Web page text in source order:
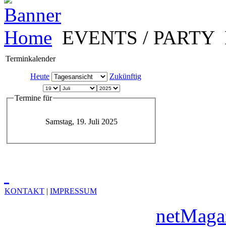
Home EVENTS / PARTY
Terminkalender
Heute Zukünftig
Termine für
Samstag, 19. Juli 2025
KONTAKT | IMPRESSUM